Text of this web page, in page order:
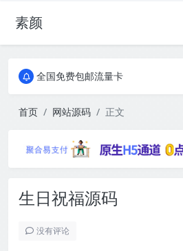
素颜
全国免费包邮流量卡
全国免费包邮流量卡
首页
网站源码 正文
生日祝福源码
没有评论